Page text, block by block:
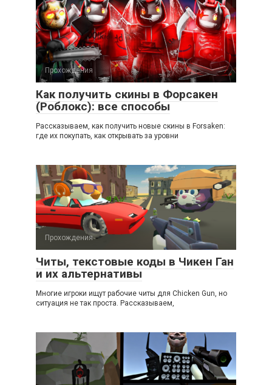
Прохождения
Как получить скины в Форсакен
(Роблокс): все способы
Рассказываем, как получить новые скины в Forsaken:
где их покупать, как открывать за уровни
Прохождения
Читы, текстовые коды в Чикен Ган
и их альтернативы
Многие игроки ищут рабочие читы для Chicken Gun, но
ситуация не так проста. Рассказываем,